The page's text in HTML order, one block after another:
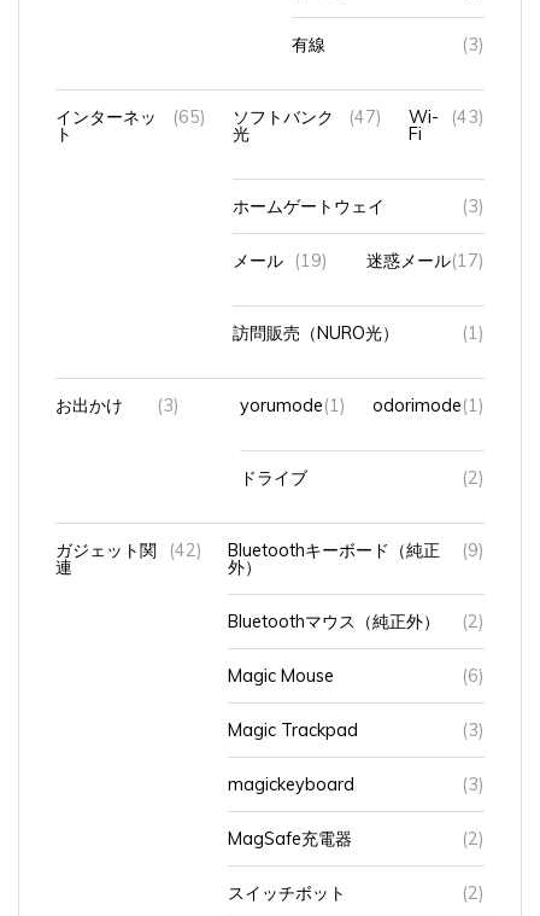
有線 (3)
インターネッ
ト
(65) ソフトバンク
光
(47) Wi-
Fi
(43)
ホームゲートウェイ (3)
メール (19) 迷惑メール (17)
訪問販売（NURO光） (1)
お出かけ (3) yorumode (1) odorimode (1)
ドライブ (2)
ガジェット関
連
(42) Bluetoothキーボード（純正
外）
(9)
Bluetoothマウス（純正外） (2)
Magic Mouse (6)
Magic Trackpad (3)
magickeyboard (3)
MagSafe充電器 (2)
スイッチボット (2)